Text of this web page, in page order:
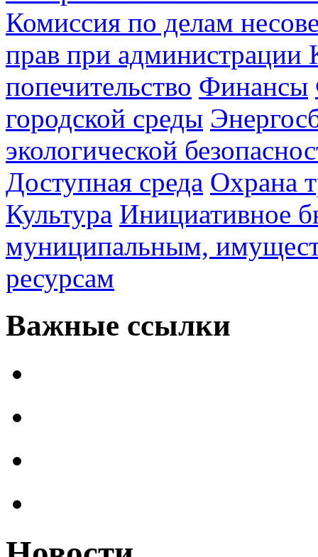
Комиссия по делам
прав при администрации
попечительство Финансы
городской среды
экологической
Доступная среда Охрана
Культура Инициативное
муниципальным,
ресурсам
Важные ссылки